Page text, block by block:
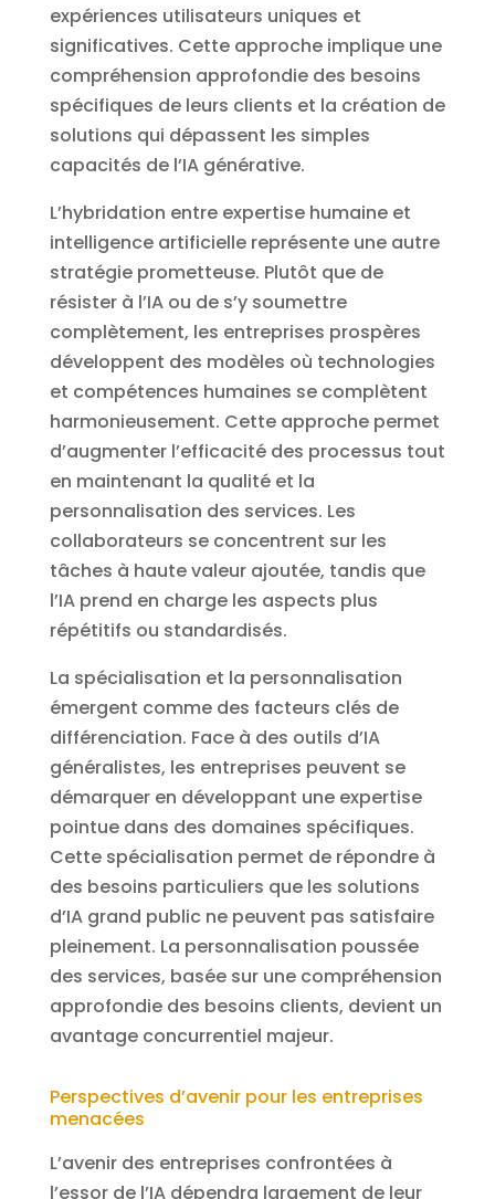
expériences utilisateurs uniques et
significatives. Cette approche implique une
compréhension approfondie des besoins
spécifiques de leurs clients et la création de
solutions qui dépassent les simples
capacités de l’IA générative.
L’hybridation entre expertise humaine et
intelligence artificielle représente une autre
stratégie prometteuse. Plutôt que de
résister à l’IA ou de s’y soumettre
complètement, les entreprises prospères
développent des modèles où technologies
et compétences humaines se complètent
harmonieusement. Cette approche permet
d’augmenter l’efficacité des processus tout
en maintenant la qualité et la
personnalisation des services. Les
collaborateurs se concentrent sur les
tâches à haute valeur ajoutée, tandis que
l’IA prend en charge les aspects plus
répétitifs ou standardisés.
La spécialisation et la personnalisation
émergent comme des facteurs clés de
différenciation. Face à des outils d’IA
généralistes, les entreprises peuvent se
démarquer en développant une expertise
pointue dans des domaines spécifiques.
Cette spécialisation permet de répondre à
des besoins particuliers que les solutions
d’IA grand public ne peuvent pas satisfaire
pleinement. La personnalisation poussée
des services, basée sur une compréhension
approfondie des besoins clients, devient un
avantage concurrentiel majeur.
Perspectives d’avenir pour les entreprises
menacées
L’avenir des entreprises confrontées à
l’essor de l’IA dépendra largement de leur